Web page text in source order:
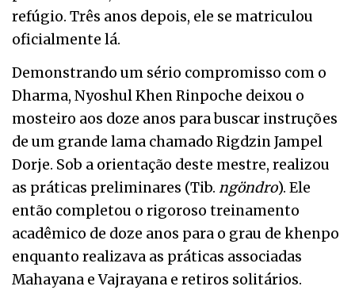
refúgio. Três anos depois, ele se matriculou
oficialmente lá.
Demonstrando um sério compromisso com o
Dharma, Nyoshul Khen Rinpoche deixou o
mosteiro aos doze anos para buscar instruções
de um grande lama chamado Rigdzin Jampel
Dorje. Sob a orientação deste mestre, realizou
as práticas preliminares (Tib. ngöndro). Ele
então completou o rigoroso treinamento
acadêmico de doze anos para o grau de khenpo
enquanto realizava as práticas associadas
Mahayana e Vajrayana e retiros solitários.